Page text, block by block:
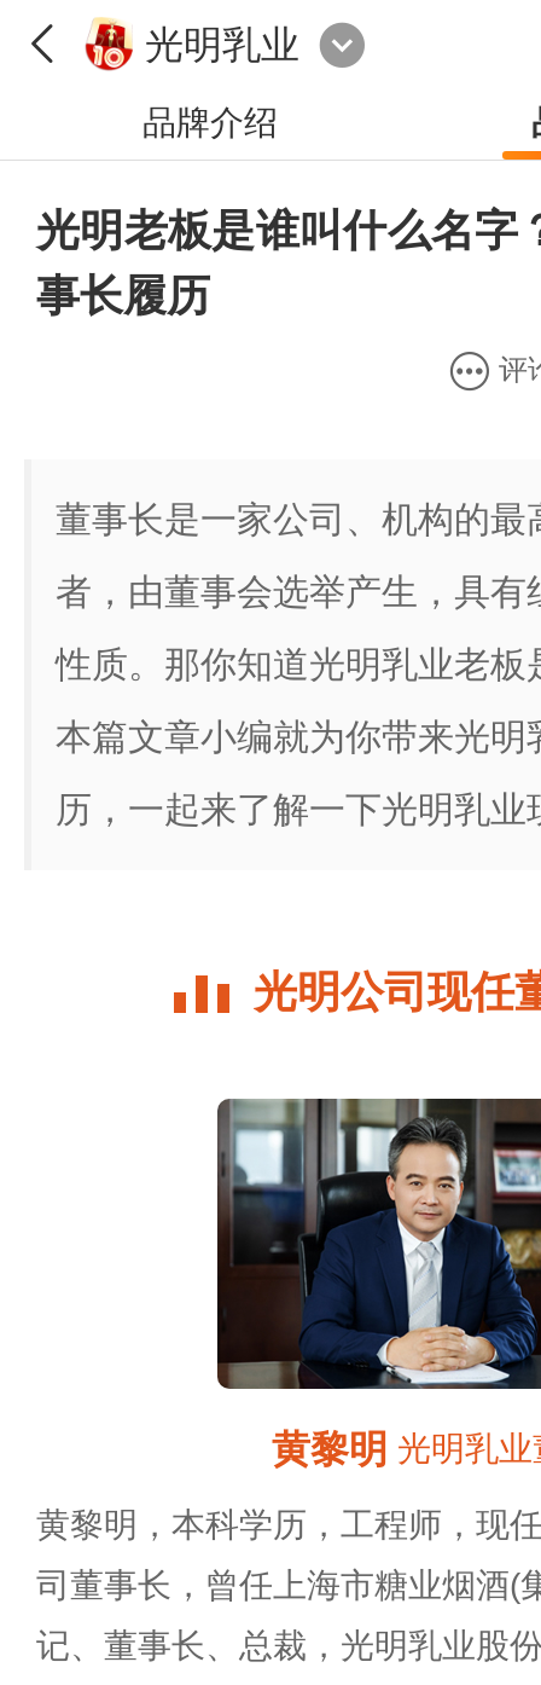
光明乳业
品牌介绍
光明老板是谁叫什么名字
事长履历
评
董事长是一家公司、机构的
者，由董事会选举产生，具
性质。那你知道光明乳业老
本篇文章小编就为你带来光明
历，一起来了解一下光明乳业
光明公司现任
黄黎明 光明乳
黄黎明，本科学历，工程师，现
司董事长，曾任上海市糖业烟酒(
记、董事长、总裁，光明乳业股